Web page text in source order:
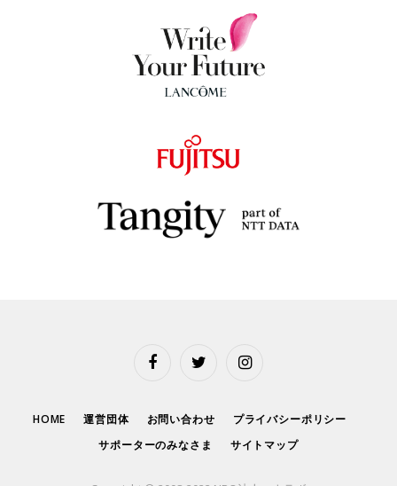
FacebookTwitter Instagram
HOME 運営団体 お問い合わせ
プライバシーポリシー
サポーターのみなさま
サイトマップ